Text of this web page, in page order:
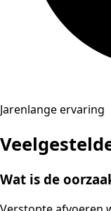
Jarenlange ervaring
Wat is de